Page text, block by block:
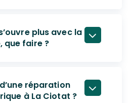
plus avec la
que faire ?
réparation
à La Ciotat ?